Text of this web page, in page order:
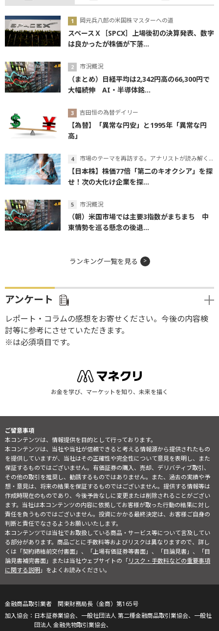
岡元兵八郎の米国株マスターへの道
スペースＸ［SPCX］上場後初の決算発表、数字
は良かったが株価が下落...
市況概況
（まとめ）日経平均は2,342円高の66,300円で
大幅続伸 AI・半導体銘...
吉田恒の為替デイリー
【為替】「異常な円安」と1995年「異常な円
高」
市場のテーマを再訪する。アナリストが読み解くテーマの本質
【日本株】株価77倍「第二のキオクシア」を探
せ！次の大化け企業を探...
市況概況
（朝）米国市場では主要3指数がまちまち 中
東情勢を巡る懸念の後退...
ランキング一覧を見る
アンケート
レポート・コラムの感想をお寄せください。今後の内容検
討等に参考にさせていただきます。
※は必須項目です。
お金を学び、マーケットを知り、未来を描く
ご留意事項
本コンテンツは、情報提供を目的として行っております。
本コンテンツは、当社や当社が信頼できると考える情報源から提供されたもの
を提供していますが、当社はその正確性や完全性について意見を表明し、また
保証するものではございません。有価証券の購入、売却、デリバティブ取引、
その他の取引を推奨し、勧誘するものではありません。また、過去の実績や予
想・意見は、将来の結果を保証するものではございません。提供する情報等は
作成時現在のものであり、今後予告なしに変更または削除されることがござい
ます。当社は本コンテンツの内容に依拠してお客様が取った行動の結果に対し
責任を負うものではございません。投資にかかる最終決定は、お客様ご自身の
判断と責任でなさるようお願いいたします。
本コンテンツでは当社でお取扱している商品・サービス等について言及してい
る部分があります。商品ごとに手数料等およびリスクは異なりますので、詳し
くは「契約締結前交付書面」、「上場有価証券等書面」、「目論見書」、「目
論見書補完書面」または当社ウェブサイトの「リスク・手数料などの重要事項
に関する説明」をよくお読みください。
金融商品取引業者 関東財務局長（金商）第165号
日本証券業協会、一般社団法人 第二種金融商品取引業協会、一般社
団法人 金融先物取引業協会、